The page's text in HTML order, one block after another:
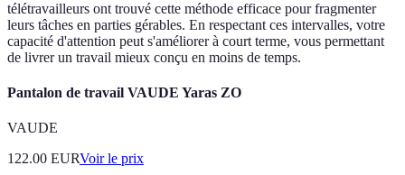
télétravailleurs ont trouvé cette méthode efficace pour fragmenter
leurs tâches en parties gérables. En respectant ces intervalles, votre
capacité d'attention peut s'améliorer à court terme, vous permettant
de livrer un travail mieux conçu en moins de temps.
Pantalon de travail VAUDE Yaras ZO
VAUDE
122.00 EURVoir le prix